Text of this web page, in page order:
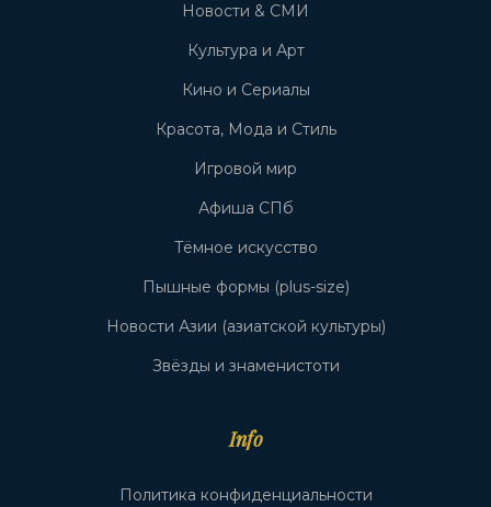
Новости & СМИ
Культура и Арт
Кино и Сериалы
Красота, Мода и Стиль
Игровой мир
Афиша СПб
Тёмное искусство
Пышные формы (plus-size)
Новости Азии (азиатской культуры)
Звёзды и знаменистоти
Info
Политика конфиденциальности